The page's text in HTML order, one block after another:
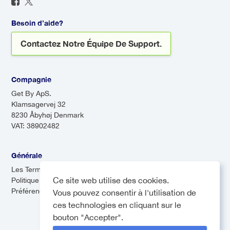
Ce site web utilise des cookies.
Vous pouvez consentir à l'utilisation de
ces technologies en cliquant sur le
bouton "Accepter".
prendre plus de temps en raison
des arrêts multiples.
jamais à vous inquiéter du
transport à votre arrivée.
Besoin d’aide?
Contactez Notre Équipe De Support.
Compagnie
Get By ApS.
Klamsagervej 32
8230 Åbyhøj Denmark
VAT: 38902482
Générale
Les Termes & Conditions
Politique de confidentialité
Préférences de cookies